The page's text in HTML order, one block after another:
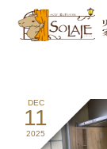
DEC
11
2025